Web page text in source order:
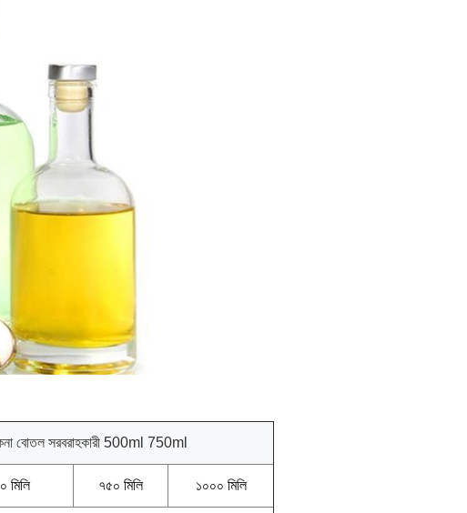
বোতল সরবরাহকারী 500ml 750ml
মিলি ৭৫০ মিলি ১০০০ মিলি